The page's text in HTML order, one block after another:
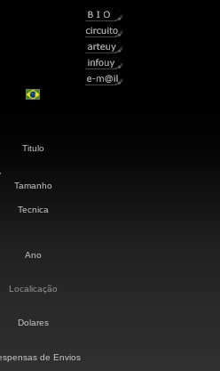
Titulo
Tamanho
Tecnica
Ano
Localicação
Dolares
de Envios